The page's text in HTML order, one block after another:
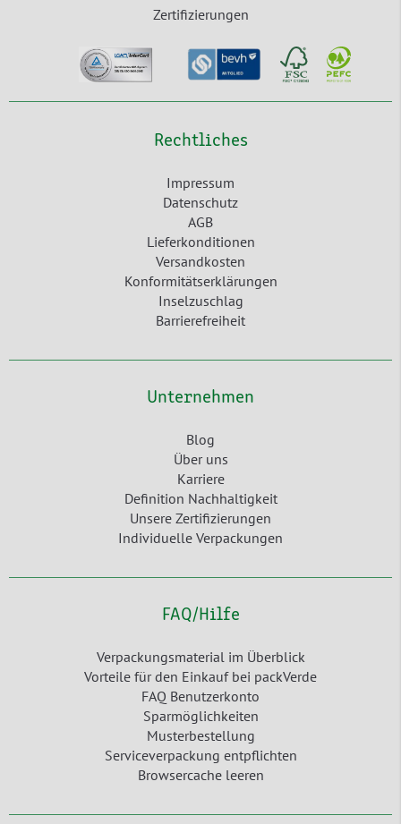
Zertifizierungen
Rechtliches
Impressum
Datenschutz
AGB
Lieferkonditionen
Versandkosten
Konformitätserklärungen
Inselzuschlag
Barrierefreiheit
Unternehmen
Blog
Über uns
Karriere
Definition Nachhaltigkeit
Unsere Zertifizierungen
Individuelle Verpackungen
FAQ/Hilfe
Verpackungsmaterial im Überblick
Vorteile für den Einkauf bei packVerde
FAQ Benutzerkonto
Sparmöglichkeiten
Musterbestellung
Serviceverpackung entpflichten
Browsercache leeren